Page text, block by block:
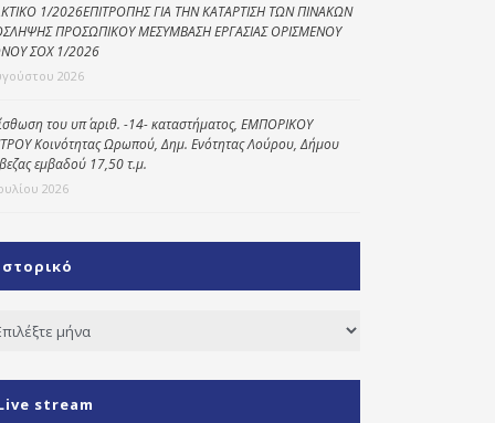
1/2026ΕΠΙΤΡΟΠΗΣ ΓΙΑ ΤΗΝ ΚΑΤΑΡΤΙΣΗ ΤΩΝ ΠΙΝΑΚΩΝ
ΠΡΟΣΩΠΙΚΟΥ ΜΕΣΥΜΒΑΣΗ ΕΡΓΑΣΙΑΣ ΟΡΙΣΜΕΝΟΥ
ΣΟΧ 1/2026
2026
του υπ΄ αριθ. -14- καταστήματος, ΕΜΠΟΡΙΚΟΥ
Κοινότητας Ωρωπού, Δημ. Ενότητας Λούρου, Δήμου
εμβαδού 17,50 τ.μ.
2026
stream